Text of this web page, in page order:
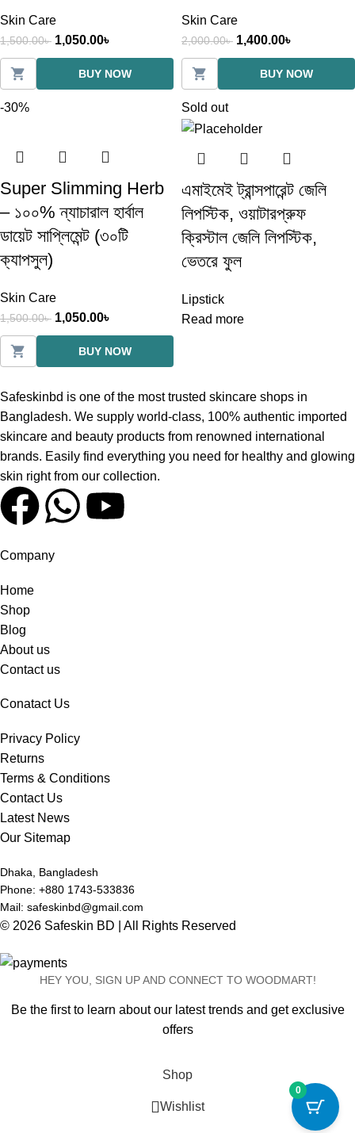
Skin Care
1,500.00৳ 1,050.00৳
BUY NOW
Skin Care
2,000.00৳ 1,400.00৳
BUY NOW
-30%
Super Slimming Herb
– ১০০% ন্যাচারাল হার্বাল
ডায়েট সাপ্লিমেন্ট (৩০টি
ক্যাপসুল)
Skin Care
1,500.00৳ 1,050.00৳
BUY NOW
Sold out
এমাইমেই ট্রান্সপারেন্ট জেলি
লিপস্টিক, ওয়াটারপ্রুফ
ক্রিস্টাল জেলি লিপস্টিক,
ভেতরে ফুল
Lipstick
Read more
Safeskinbd is one of the most trusted skincare shops in
Bangladesh. We supply world-class, 100% authentic imported
skincare and beauty products from renowned international
brands. Easily find everything you need for healthy and glowing
skin right from our collection.
Company
Home
Shop
Blog
About us
Contact us
Conatact Us
Privacy Policy
Returns
Terms & Conditions
Contact Us
Latest News
Our Sitemap
Dhaka, Bangladesh
Phone: +880 1743-533836
Mail: safeskinbd@gmail.com
© 2026 Safeskin BD | All Rights Reserved
HEY YOU, SIGN UP AND CONNECT TO WOODMART!
Be the first to learn about our latest trends and get exclusive
offers
0
Shop
Wishlist